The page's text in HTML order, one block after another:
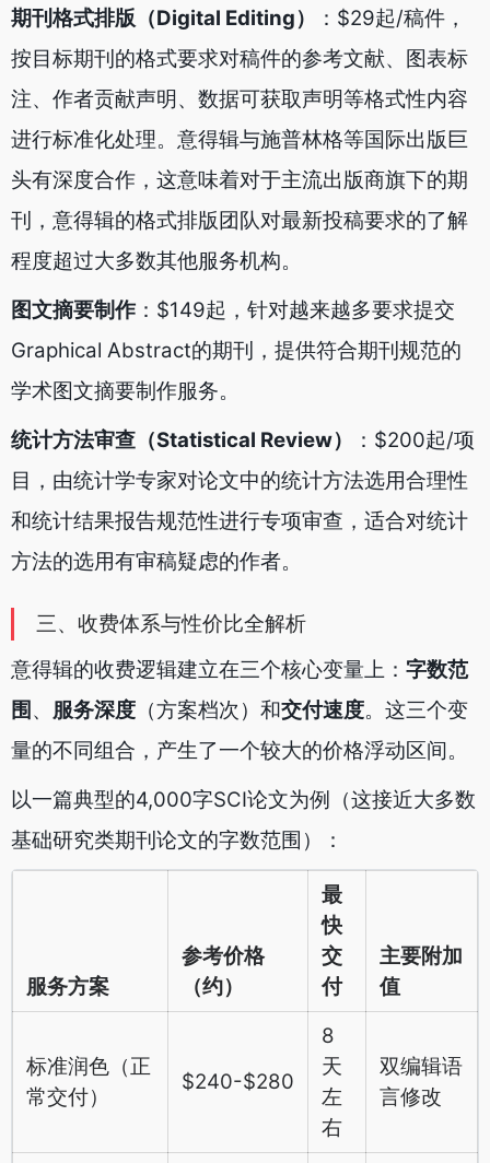
期刊格式排版（Digital Editing）
：$29起/稿件，
按目标期刊的格式要求对稿件的参考文献、图表标
注、作者贡献声明、数据可获取声明等格式性内容
进行标准化处理。意得辑与施普林格等国际出版巨
头有深度合作，这意味着对于主流出版商旗下的期
刊，意得辑的格式排版团队对最新投稿要求的了解
程度超过大多数其他服务机构。
图文摘要制作 ：$149起，针对越来越多要求提交
Graphical Abstract的期刊，提供符合期刊规范的
学术图文摘要制作服务。
统计方法审查（Statistical Review）
：$200起/项
目，由统计学专家对论文中的统计方法选用合理性
和统计结果报告规范性进行专项审查，适合对统计
方法的选用有审稿疑虑的作者。
三、收费体系与性价比全解析
意得辑的收费逻辑建立在三个核心变量上： 字数范
围 、 服务深度 （方案档次）和交付速度。这三个变
量的不同组合，产生了一个较大的价格浮动区间。
以一篇典型的4,000字SCI论文为例（这接近大多数
基础研究类期刊论文的字数范围）：
服务方案
参考价格
（约）
最
快
交
付
主要附加
值
标准润色（正
常交付）
$240-$280
8
天
左
右
双编辑语
言修改